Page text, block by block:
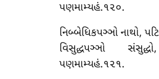
પણમામ્યહં.૧૨૦.
નિબ્બેધિકપઞ્ઞો નાથો,
વિસુદ્ધપઞ્ઞો
પણમામ્યહં.૧૨૧.